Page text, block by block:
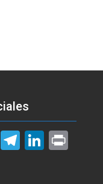
W
h
T
el
Li
n